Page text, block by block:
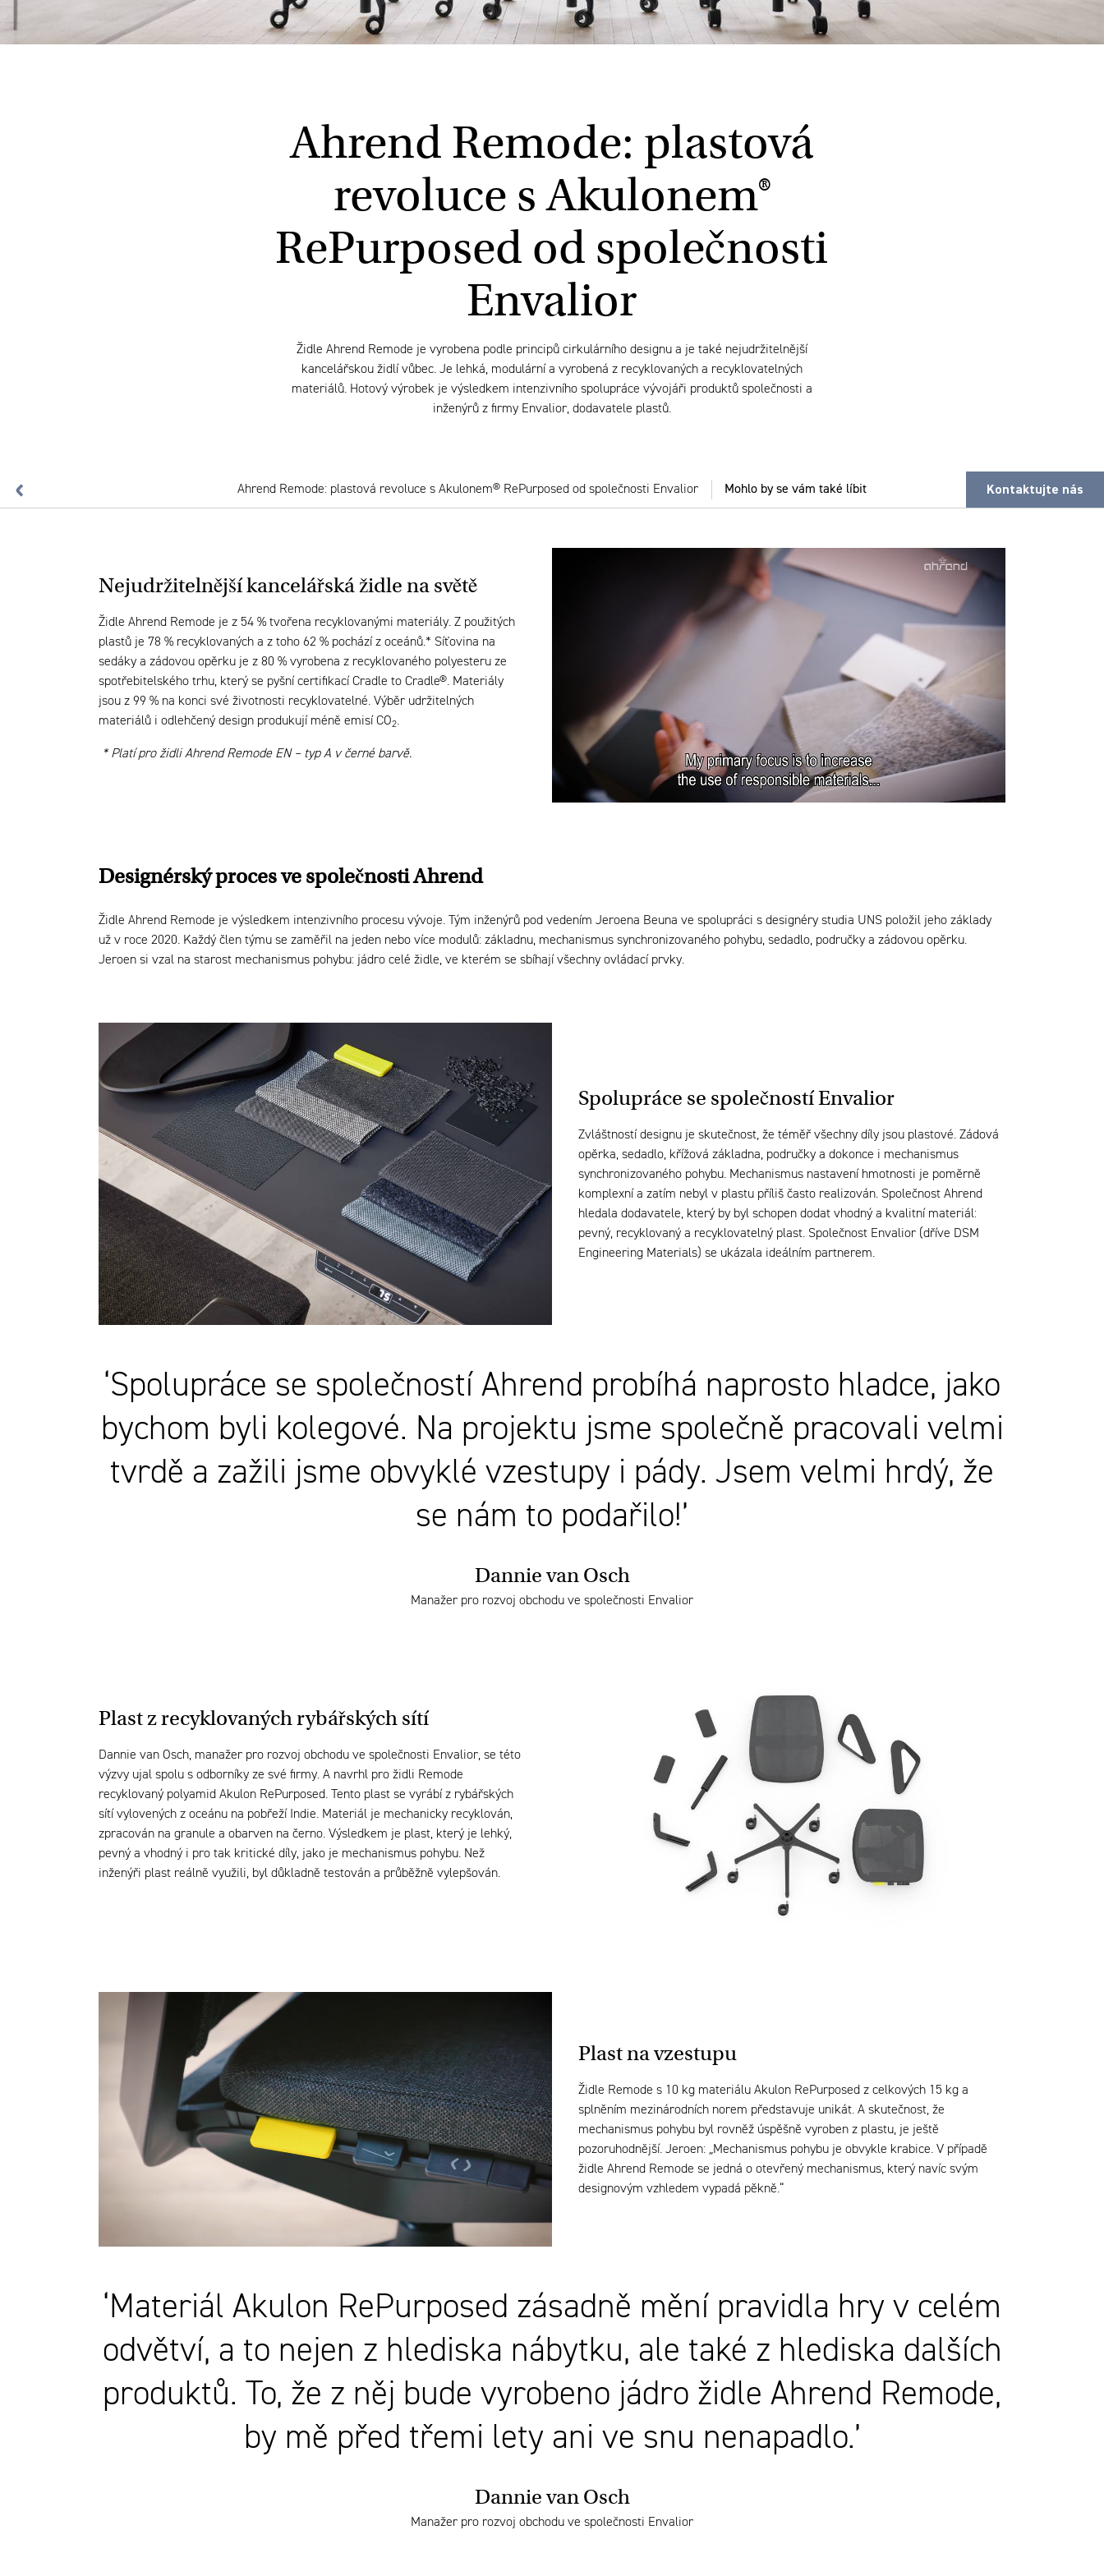
Ahrend Remode: plastová
revoluce s Akulonem®
RePurposed od společnosti
Envalior
Židle Ahrend Remode je vyrobena podle principů cirkulárního designu a je také nejudržitelnější
kancelářskou židlí vůbec. Je lehká, modulární a vyrobená z recyklovaných a recyklovatelných
materiálů. Hotový výrobek je výsledkem intenzivního spolupráce vývojáři produktů společnosti a
inženýrů z firmy Envalior, dodavatele plastů.
Ahrend Remode: plastová revoluce s Akulonem® RePurposed od společnosti Envalior Mohlo by se vám také líbit Kontaktujte nás
Nejudržitelnější kancelářská židle na světě
Židle Ahrend Remode je z 54 % tvořena recyklovanými materiály. Z použitých
plastů je 78 % recyklovaných a z toho 62 % pochází z oceánů.* Síťovina na
sedáky a zádovou opěrku je z 80 % vyrobena z recyklovaného polyesteru ze
spotřebitelského trhu, který se pyšní certifikací Cradle to Cradle®. Materiály
jsou z 99 % na konci své životnosti recyklovatelné. Výběr udržitelných
materiálů i odlehčený design produkují méně emisí CO2.
* Platí pro židli Ahrend Remode EN – typ A v černé barvě.
Designérský proces ve společnosti Ahrend
Židle Ahrend Remode je výsledkem intenzivního procesu vývoje. Tým inženýrů pod vedením Jeroena Beuna ve spolupráci s designéry studia UNS položil jeho základy
už v roce 2020. Každý člen týmu se zaměřil na jeden nebo více modulů: základnu, mechanismus synchronizovaného pohybu, sedadlo, područky a zádovou opěrku.
Jeroen si vzal na starost mechanismus pohybu: jádro celé židle, ve kterém se sbíhají všechny ovládací prvky.
Spolupráce se společností Envalior
Zvláštností designu je skutečnost, že téměř všechny díly jsou plastové. Zádová
opěrka, sedadlo, křížová základna, područky a dokonce i mechanismus
synchronizovaného pohybu. Mechanismus nastavení hmotnosti je poměrně
komplexní a zatím nebyl v plastu příliš často realizován. Společnost Ahrend
hledala dodavatele, který by byl schopen dodat vhodný a kvalitní materiál:
pevný, recyklovaný a recyklovatelný plast. Společnost Envalior (dříve DSM
Engineering Materials) se ukázala ideálním partnerem.
‘Spolupráce se společností Ahrend probíhá naprosto hladce, jako
bychom byli kolegové. Na projektu jsme společně pracovali velmi
tvrdě a zažili jsme obvyklé vzestupy i pády. Jsem velmi hrdý, že
se nám to podařilo!’
Dannie van Osch
Manažer pro rozvoj obchodu ve společnosti Envalior
Plast z recyklovaných rybářských sítí
Dannie van Osch, manažer pro rozvoj obchodu ve společnosti Envalior, se této
výzvy ujal spolu s odborníky ze své firmy. A navrhl pro židli Remode
recyklovaný polyamid Akulon RePurposed. Tento plast se vyrábí z rybářských
sítí vylovených z oceánu na pobřeží Indie. Materiál je mechanicky recyklován,
zpracován na granule a obarven na černo. Výsledkem je plast, který je lehký,
pevný a vhodný i pro tak kritické díly, jako je mechanismus pohybu. Než
inženýři plast reálně využili, byl důkladně testován a průběžně vylepšován.
Plast na vzestupu
Židle Remode s 10 kg materiálu Akulon RePurposed z celkových 15 kg a
splněním mezinárodních norem představuje unikát. A skutečnost, že
mechanismus pohybu byl rovněž úspěšně vyroben z plastu, je ještě
pozoruhodnější. Jeroen: „Mechanismus pohybu je obvykle krabice. V případě
židle Ahrend Remode se jedná o otevřený mechanismus, který navíc svým
designovým vzhledem vypadá pěkně.“
‘Materiál Akulon RePurposed zásadně mění pravidla hry v celém
odvětví, a to nejen z hlediska nábytku, ale také z hlediska dalších
produktů. To, že z něj bude vyrobeno jádro židle Ahrend Remode,
by mě před třemi lety ani ve snu nenapadlo.’
Dannie van Osch
Manažer pro rozvoj obchodu ve společnosti Envalior